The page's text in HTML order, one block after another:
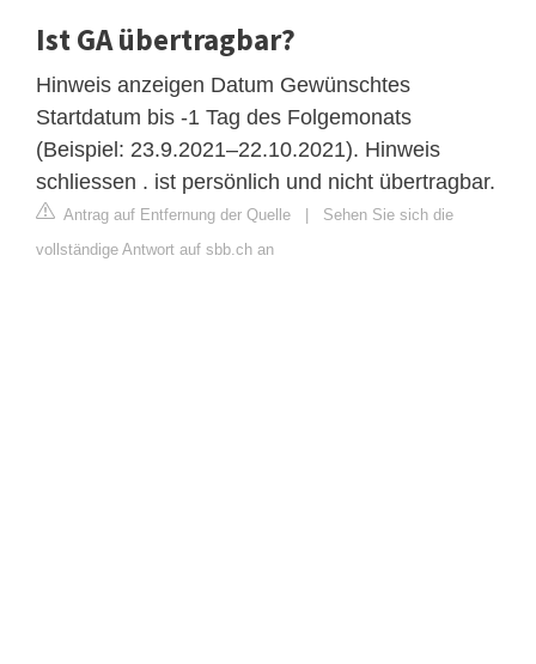
Ist GA übertragbar?
Hinweis anzeigen Datum Gewünschtes
Startdatum bis -1 Tag des Folgemonats
(Beispiel: 23.9.2021–22.10.2021). Hinweis
schliessen . ist persönlich und nicht übertragbar.
Antrag auf Entfernung der Quelle | Sehen Sie sich die
vollständige Antwort auf sbb.ch an